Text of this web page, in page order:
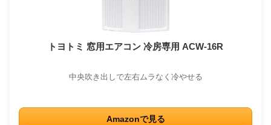
トヨトミ 窓用エアコン 冷房専用 ACW-16R
中央吹き出しで左右ムラなく冷やせる
Amazonで見る